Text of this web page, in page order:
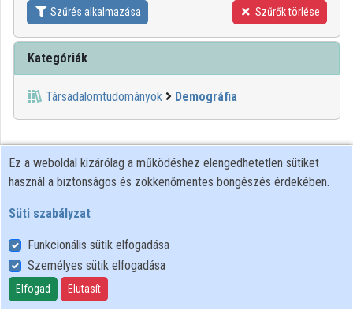
Intézmények
Közreműködők
Szűrés alkalmazása Szűrők törlése
Kategóriák
Társadalomtudományok Demográfia
Felhasználói szabályzat
Adatkezelési tájékoztató
Süti szabályzat
Ez a weboldal kizárólag a működéshez elengedhetetlen sütiket
használ a biztonságos és zökkenőmentes böngészés érdekében.
Süti szabályzat
Funkcionális sütik elfogadása
Személyes sütik elfogadása
Elfogad Elutasít